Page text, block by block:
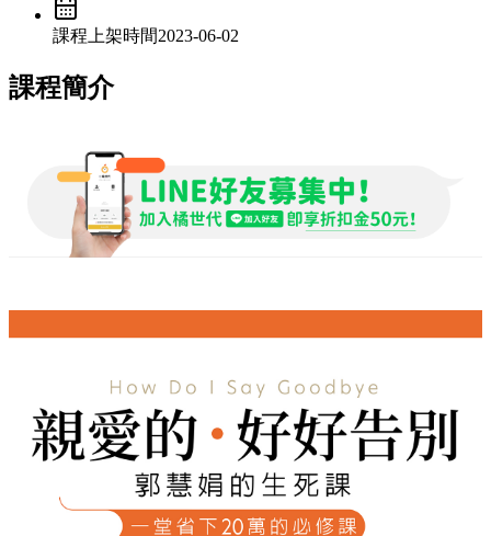
課程上架時間2023-06-02
課程簡介